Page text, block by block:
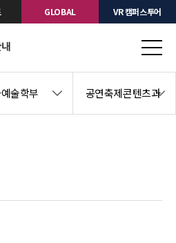
GLOBAL VR 캠퍼스투어
술학부 공연축제콘텐츠과